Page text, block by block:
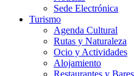
Sede Electrónica
Turismo
Agenda Cultural
Rutas y Naturaleza
Ocio y Actividades
Alojamiento
Restaurantes y Bares